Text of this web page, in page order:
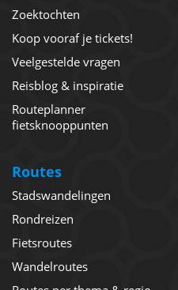
Zoektochten
Koop vooraf je tickets!
Veelgestelde vragen
Reisblog & inspiratie
Routeplanner
fietsknooppunten
Routes
Stadswandelingen
Rondreizen
Fietsroutes
Wandelroutes